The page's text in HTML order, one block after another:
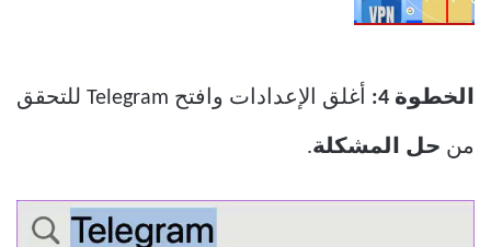
الخطوة 4: أغلق الإعدادات وافتح Telegram للتحقق
من حل المشكلة.